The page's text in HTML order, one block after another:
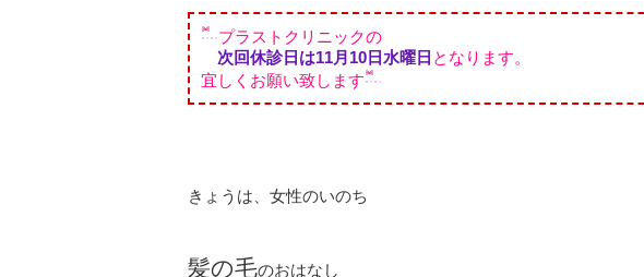
プラストクリニックの
次回休診日は11月10日水曜日 となります。
宜しくお願い致します
きょうは、女性のいのち
髪の毛のおはなし